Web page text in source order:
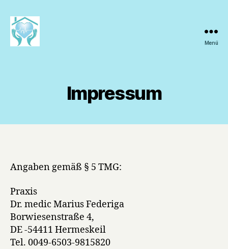
Menü
Impressum
Angaben gemäß § 5 TMG:
Praxis
Dr. medic Marius Federiga
Borwiesenstraße 4,
DE -54411 Hermeskeil
Tel. 0049-6503-9815820